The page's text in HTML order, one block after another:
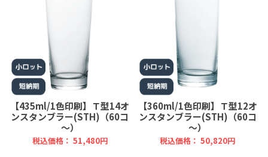
【435ml/1色印刷】Ｔ型14オ
ンスタンブラー(STH)（60コ
～）
税込価格： 51,480円
【360ml/1色印刷】Ｔ型12オ
ンスタンブラー(STH)（60コ
～）
税込価格： 50,820円